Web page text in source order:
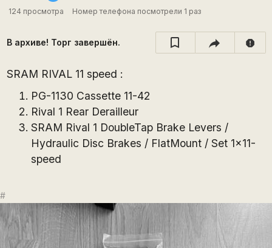
124 просмотра
Номер телефона посмотрели 1 раз
В архиве! Торг завершён. report
SRAM RIVAL 11 speed :
PG-1130 Cassette 11-42
Rival 1 Rear Derailleur
SRAM Rival 1 DoubleTap Brake Levers /
Hydraulic Disc Brakes / FlatMount / Set 1x11-
speed
#